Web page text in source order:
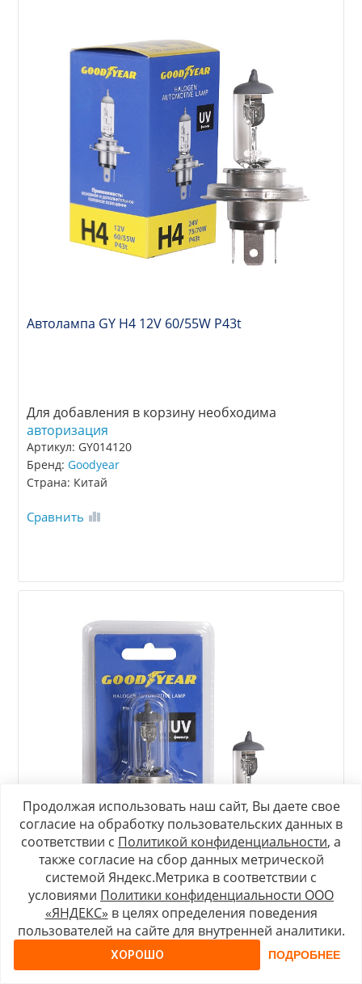
Автолампа GY Н4 12V 60/55W P43t
Для добавления в корзину необходима
авторизация
Артикул: GY014120
Бренд:Goodyear
Страна: Китай
Сравнить
Автолампа GY Н4 12V 60/55W P43t (блистер)
Продолжая использовать наш сайт, Вы даете свое
согласие на обработку пользовательских данных в
соответствии с Политикой конфиденциальности, а
также согласие на сбор данных метрической
системой Яндекс.Метрика в соответствии с
условиями Политики конфиденциальности ООО
«ЯНДЕКС» в целях определения поведения
пользователей на сайте для внутренней аналитики.
ХОРОШО ПОДРОБНЕЕ